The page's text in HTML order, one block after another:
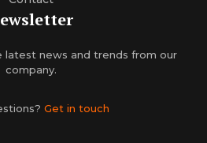
latest news and trends from our
company.
Get in touch